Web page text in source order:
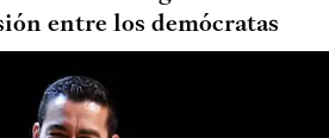
entre los demócratas